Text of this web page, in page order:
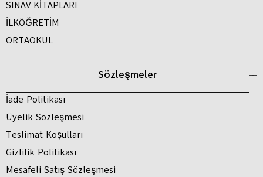
SINAV KİTAPLARI
İLKÖĞRETİM
ORTAOKUL
Sözleşmeler
İade Politikası
Üyelik Sözleşmesi
Teslimat Koşulları
Gizlilik Politikası
Mesafeli Satış Sözleşmesi